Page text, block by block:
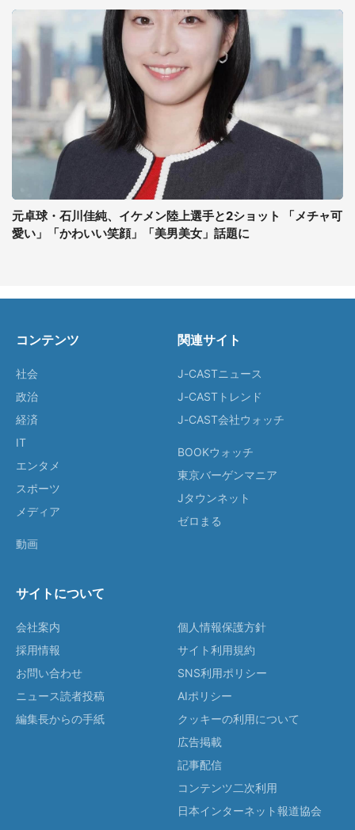
元卓球・石川佳純、イケメン陸上選手と2ショット 「メチャ可
愛い」「かわいい笑顔」「美男美女」話題に
コンテンツ
社会
政治
経済
IT
エンタメ
スポーツ
メディア
動画
関連サイト
J-CASTニュース
J-CASTトレンド
J-CAST会社ウォッチ
BOOKウォッチ
東京バーゲンマニア
Jタウンネット
ゼロまる
サイトについて
会社案内
採用情報
お問い合わせ
ニュース読者投稿
編集長からの手紙
個人情報保護方針
サイト利用規約
SNS利用ポリシー
AIポリシー
クッキーの利用について
広告掲載
記事配信
コンテンツ二次利用
日本インターネット報道協会